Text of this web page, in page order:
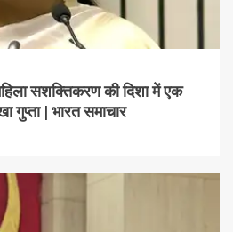
सशक्तिकरण की दिशा में एक
गुप्ता | भारत समाचार